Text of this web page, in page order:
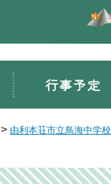
行事予定
> 由利本荘市立鳥海中学校